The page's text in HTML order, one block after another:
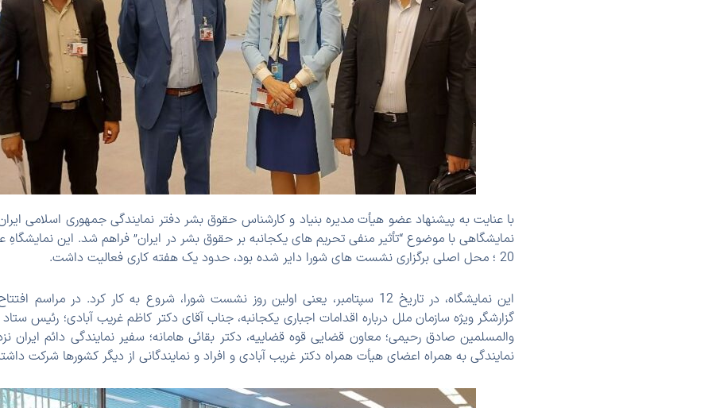
با عنایت به پیشنهاد عضو هیأت مدیره بنیاد و کارشناس حقوق بشر دفتر نمایندگی جمهوری اسلامی ایران
نمایشگاهی با موضوع “تأثیر منفی تحریم های یکجانبه بر حقوق بشر در ایران” فراهم شد. این
20 ؛ محل اصلی برگزاری نشست های شورا دایر شده بود، حدود یک هفته کاری فعالیت داشت.
این نمایشگاه، در تاریخ 12 سپتامبر، یعنی اولین روز نشست شورا، شروع به کار کرد. در
گزارشگر ویژه سازمان ملل درباره اقدامات اجباری یکجانبه، جناب آقای دکتر کاظم غریب آبادی؛ رئیس
والمسلمین صادق رحیمی؛ معاون قضایی قوه قضاییه، دکتر بقائی هامانه؛ سفیر نمایندگی دائم ایران
نمایندگی به همراه اعضای هیأت همراه دکتر غریب آبادی و افراد و نمایندگانی از دیگر کشورها شرکت